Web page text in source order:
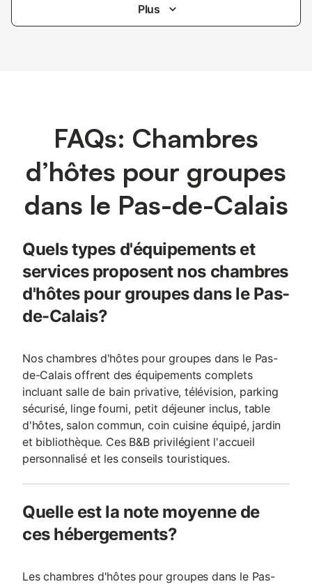
Plus
FAQs: Chambres
d’hôtes pour groupes
dans le Pas-de-Calais
Quels types d'équipements et
services proposent nos chambres
d'hôtes pour groupes dans le Pas-
de-Calais?
Nos chambres d'hôtes pour groupes dans le Pas-
de-Calais offrent des équipements complets
incluant salle de bain privative, télévision, parking
sécurisé, linge fourni, petit déjeuner inclus, table
d'hôtes, salon commun, coin cuisine équipé, jardin
et bibliothèque. Ces B&B privilégient l'accueil
personnalisé et les conseils touristiques.
Quelle est la note moyenne de
ces hébergements?
Les chambres d'hôtes pour groupes dans le Pas-